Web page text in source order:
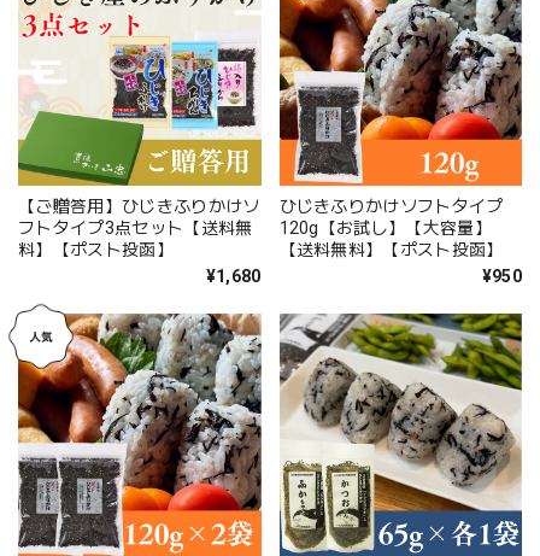
【ご贈答用】ひじきふりかけソ
フトタイプ3点セット【送料無
料】【ポスト投函】
¥1,680
ひじきふりかけソフトタイプ
120g【お試し】【大容量】
【送料無料】【ポスト投函】
¥950